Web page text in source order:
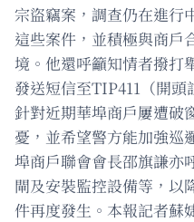
宗盜竊案，調查仍在進行
這些案件，並積極與商戶
境。他還呼籲知情者撥打
發送短信至TIP411（開頭
針對近期華埠商戶屢遭破
憂，並希望警方能加強巡
埠商戶聯會會長邵旗謙亦
閘及安裝監控設備等，以
件再度發生。本報記者蘇